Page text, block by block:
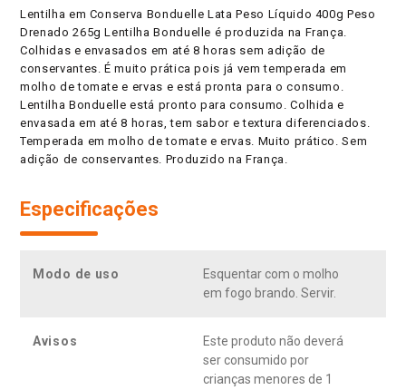
Lentilha em Conserva Bonduelle Lata Peso Líquido 400g Peso
Drenado 265g Lentilha Bonduelle é produzida na França.
Colhidas e envasados em até 8 horas sem adição de
conservantes. É muito prática pois já vem temperada em
molho de tomate e ervas e está pronta para o consumo.
Lentilha Bonduelle está pronto para consumo. Colhida e
envasada em até 8 horas, tem sabor e textura diferenciados.
Temperada em molho de tomate e ervas. Muito prático. Sem
adição de conservantes. Produzido na França.
Especificações
Modo de uso
Esquentar com o molho
em fogo brando. Servir.
Avisos
Este produto não deverá
ser consumido por
crianças menores de 1